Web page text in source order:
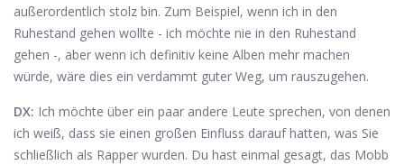
außerordentlich stolz bin. Zum Beispiel, wenn ich in den
Ruhestand gehen wollte - ich möchte nie in den Ruhestand
gehen -, aber wenn ich definitiv keine Alben mehr machen
würde, wäre dies ein verdammt guter Weg, um rauszugehen.
DX: Ich möchte über ein paar andere Leute sprechen, von denen
ich weiß, dass sie einen großen Einfluss darauf hatten, was Sie
schließlich als Rapper wurden. Du hast einmal gesagt, das Mobb